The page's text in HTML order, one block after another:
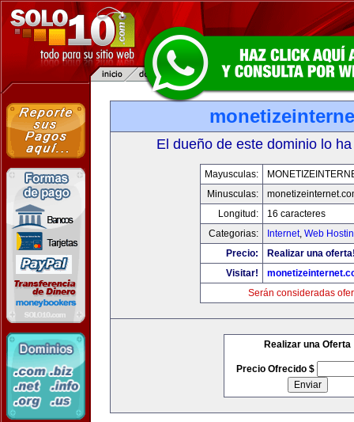
El dueño de este dominio lo
Mayusculas:
Minusculas:
Longitud:
16 caracteres
Categorias:
Internet, Web
Precio:
Realizar una
Visitar!
Serán consideradas
Realizar una Oferta
Precio Ofrecido $